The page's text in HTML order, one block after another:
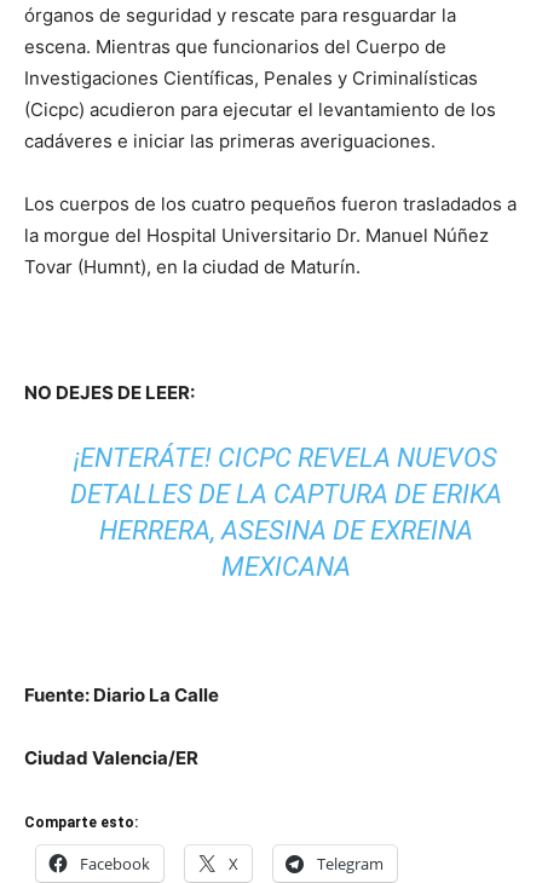
órganos de seguridad y rescate para resguardar la
escena. Mientras que funcionarios del Cuerpo de
Investigaciones Científicas, Penales y Criminalísticas
(Cicpc) acudieron para ejecutar el levantamiento de los
cadáveres e iniciar las primeras averiguaciones.
Los cuerpos de los cuatro pequeños fueron trasladados a
la morgue del Hospital Universitario Dr. Manuel Núñez
Tovar (Humnt), en la ciudad de Maturín.
NO DEJES DE LEER:
¡ENTERÁTE! CICPC REVELA NUEVOS
DETALLES DE LA CAPTURA DE ERIKA
HERRERA, ASESINA DE EXREINA
MEXICANA
Fuente: Diario La Calle
Ciudad Valencia/ER
Comparte esto:
Facebook X Telegram